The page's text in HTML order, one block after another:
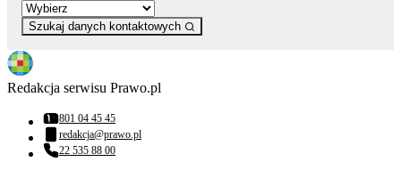
Szukaj danych kontaktowych
Redakcja serwisu Prawo.pl
Numer telefonu:
801 04 45 45
Adres email:
redakcja@prawo.pl
Numer telefonu:
22 535 88 00